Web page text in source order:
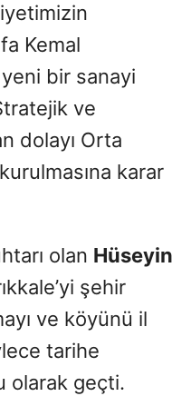
Kemal
yeni bir sanayi
ve
dolayı Orta
karar
olan Hüseyin
şehir
ve köyünü il
tarihe
olarak geçti.